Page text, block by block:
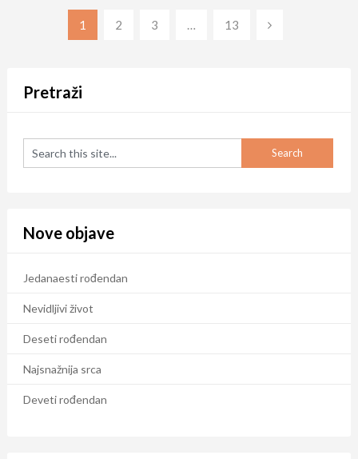
Paginacija
1 2 3 … 13
Pretraži
Nove objave
Jedanaesti rođendan
Nevidljivi život
Deseti rođendan
Najsnažnija srca
Deveti rođendan